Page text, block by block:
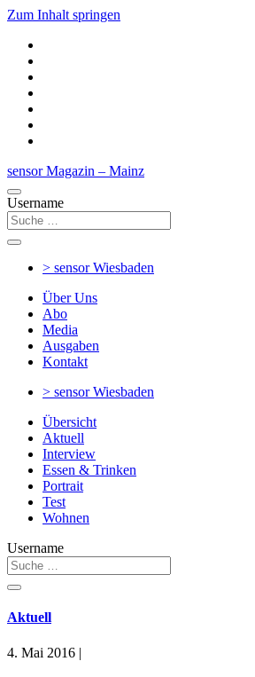
Zum Inhalt springen
sensor Magazin – Mainz
Username
> sensorWiesbaden
Über Uns
Abo
Media
Ausgaben
Kontakt
> sensorWiesbaden
Übersicht
Aktuell
Interview
Essen & Trinken
Portrait
Test
Wohnen
Username
Aktuell
4. Mai 2016 |